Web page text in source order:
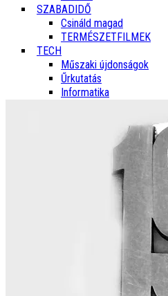
SZABADIDŐ
Csináld magad
TERMÉSZETFILMEK
TECH
Műszaki újdonságok
Űrkutatás
Informatika